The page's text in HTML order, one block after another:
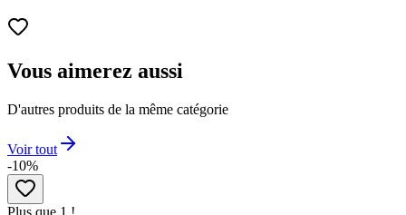
Vous aimerez aussi
D'autres produits de la même catégorie
Voir tout
-10%
Plus que 1 !